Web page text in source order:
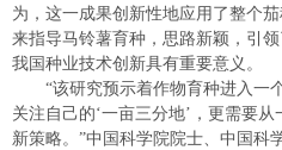
为，这一成果创新性地应用了整个
来指导马铃薯育种，思路新颖，引
我国种业技术创新具有重要意义。
“该研究预示着作物育种进入一
关注自己的‘一亩三分地’，更需要
新策略。”中国科学院院士、中国科